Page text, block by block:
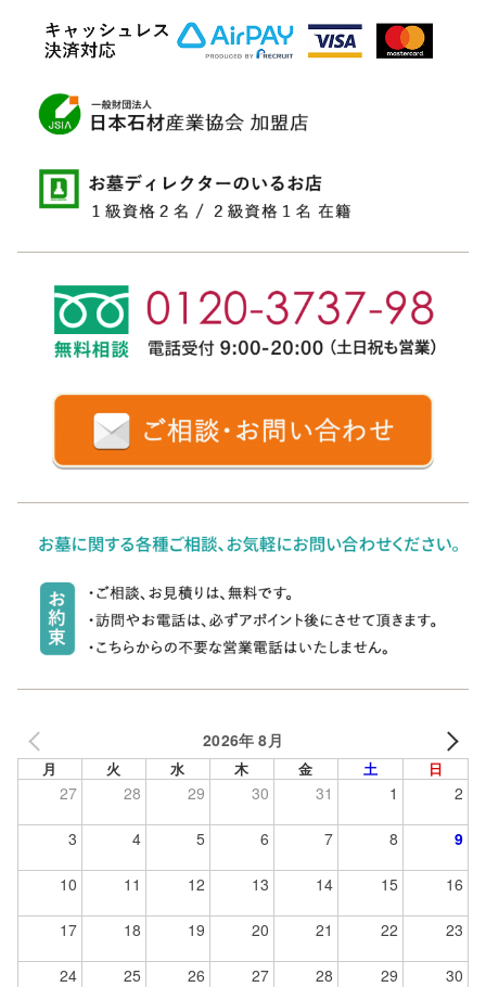
2026年 8月
月 火 水 木 金 土 日
27 28 29 30 31 1 2
3 4 5 6 7 8 9
10 11 12 13 14 15 16
17 18 19 20 21 22 23
24 25 26 27 28 29 30